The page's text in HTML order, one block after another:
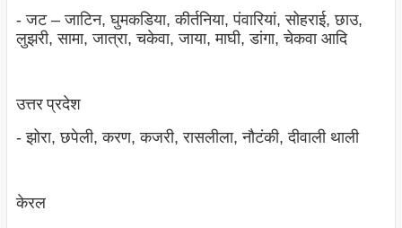
- जट – जाटिन, घुमकडिया, कीर्तनिया, पंवारियां, सोहराई, छाउ,
लुझरी, सामा, जात्रा, चकेवा, जाया, माघी, डांगा, चेकवा आदि
उत्तर प्रदेश
- झोरा, छपेली, करण, कजरी, रासलीला, नौटंकी, दीवाली थाली
केरल